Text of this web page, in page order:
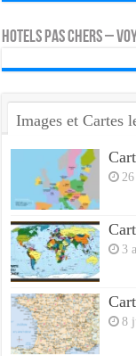
HOTELS PAS CHERS –
Images et Cartes
3
8